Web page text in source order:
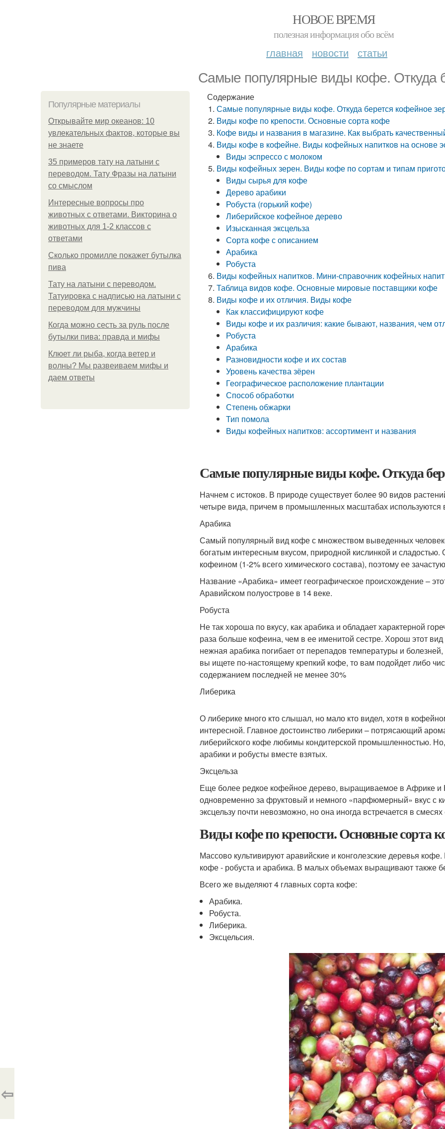
НОВОЕ ВРЕМЯ
полезная информация обо всём
главная новости статьи
Самые популярные виды кофе. Откуда
Популярные материалы
Открывайте мир океанов: 10
увлекательных фактов, которые вы
не знаете
35 примеров тату на латыни с
переводом. Тату Фразы на латыни
со смыслом
Интересные вопросы про
животных с ответами. Викторина о
животных для 1-2 классов с
ответами
Сколько промилле покажет бутылка
пива
Тату на латыни с переводом.
Татуировка с надписью на латыни с
переводом для мужчины
Когда можно сесть за руль после
бутылки пива: правда и мифы
Клюет ли рыба, когда ветер и
волны? Мы развеиваем мифы и
даем ответы
Содержание
Самые популярные виды кофе. Откуда берется кофейное
Виды кофе по крепости. Основные сорта кофе
Кофе виды и названия в магазине. Как выбрать
Виды кофе в кофейне. Виды кофейных напитков на основе
Виды эспрессо с молоком
Виды кофейных зерен. Виды кофе по сортам и типам
Виды сырья для кофе
Дерево арабики
Робуста (горький кофе)
Либерийское кофейное дерево
Изысканная эксцельза
Сорта кофе с описанием
Арабика
Робуста
Виды кофейных напитков. Мини-справочник кофейных
Таблица видов кофе. Основные мировые поставщики кофе
Виды кофе и их отличия. Виды кофе
Как классифицируют кофе
Виды кофе и их различия: какие бывают, названия, чем
Робуста
Арабика
Разновидности кофе и их состав
Уровень качества зёрен
Географическое расположение плантации
Способ обработки
Степень обжарки
Тип помола
Виды кофейных напитков: ассортимент и названия
Самые популярные виды кофе. Откуда
Начнем с истоков. В природе существует более 90 видов
четыре вида, причем в промышленных масштабах используются
Арабика
Самый популярный вид кофе с множеством выведенных
богатым интересным вкусом, природной кислинкой и
кофеином (1-2% всего химического состава), поэтому ее
Название «Арабика» имеет географическое происхождение –
Аравийском полуострове в 14 веке.
Робуста
Не так хороша по вкусу, как арабика и обладает характерной
раза больше кофеина, чем в ее именитой сестре. Хорош этот
нежная арабика погибает от перепадов температуры и
вы ищете по-настоящему крепкий кофе, то вам подойдет либо
содержанием последней не менее 30%
Либерика
О либерике много кто слышал, но мало кто видел, хотя в
интересной. Главное достоинство либерики – потрясающий
либерийского кофе любимы кондитерской промышленностью.
арабики и робусты вместе взятых.
Эксцельза
Еще более редкое кофейное дерево, выращиваемое в Африке и
одновременно за фруктовый и немного «парфюмерный» вкус с
эксцельзу почти невозможно, но она иногда встречается в
Виды кофе по крепости. Основные сорта
Массово культивируют аравийские и конголезские деревья
кофе - робуста и арабика. В малых объемах выращивают также
Всего же выделяют 4 главных сорта кофе:
Арабика.
Робуста.
Либерика.
Эксцельсия.
⇦